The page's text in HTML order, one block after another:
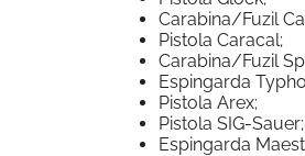
Carabina/Fuzil
Pistola Caracal;
Carabina/Fuzil
Espingarda
Pistola Arex;
Pistola SIG-
Espingarda